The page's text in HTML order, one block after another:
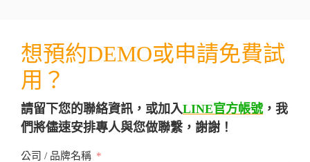
想預約DEMO或申請免費試
用？
請留下您的聯絡資訊，或加入LINE官方帳號，我
們將儘速安排專人與您做聯繫，謝謝！
公司 / 品牌名稱